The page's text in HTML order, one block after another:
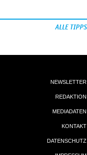
ALLE TIPPS
NEWSLETTER
REDAKTION
MEDIADATEN
KONTAKT
DATENSCHUTZ